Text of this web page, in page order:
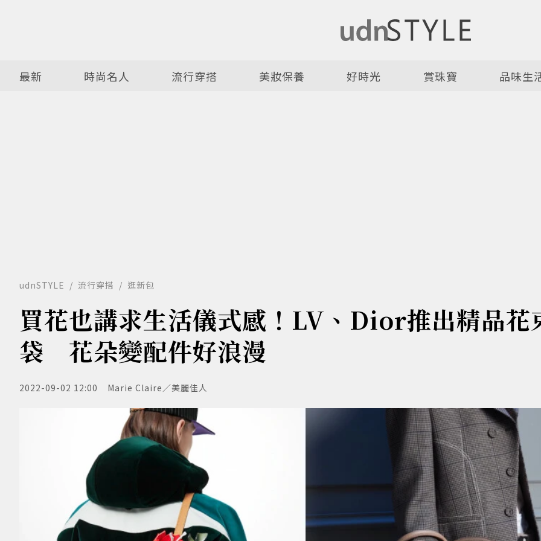
最新 時尚名人 流行穿搭 美妝保養 好時光 賞珠寶 品味生
udnSTYLE 流行穿搭 逛新包
買花也講求生活儀式感！LV、Dior推出精品花
袋 花朵變配件好浪漫
2022-09-02 12:00 Marie Claire／美麗佳人